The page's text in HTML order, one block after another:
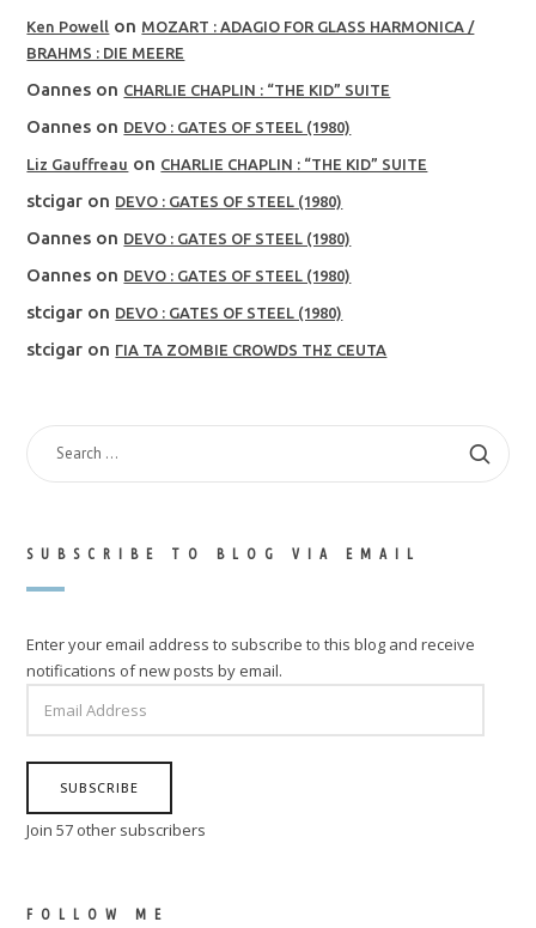
Ken Powell on MOZART : ADAGIO FOR GLASS HARMONICA /
BRAHMS : DIE MEERE
Oannes on CHARLIE CHAPLIN : “THE KID” SUITE
Oannes on DEVO : GATES OF STEEL (1980)
Liz Gauffreau on CHARLIE CHAPLIN : “THE KID” SUITE
stcigar on DEVO : GATES OF STEEL (1980)
Oannes on DEVO : GATES OF STEEL (1980)
Oannes on DEVO : GATES OF STEEL (1980)
stcigar on DEVO : GATES OF STEEL (1980)
stcigar on ΓΙΑ ΤΑ ZOMBIE CROWDS ΤΗΣ CEUTA
SEARCH
FOR:
SUBSCRIBE TO BLOG VIA EMAIL
Enter your email address to subscribe to this blog and receive
notifications of new posts by email.
ADDRESS
SUBSCRIBE
Join 57 other subscribers
FOLLOW ME